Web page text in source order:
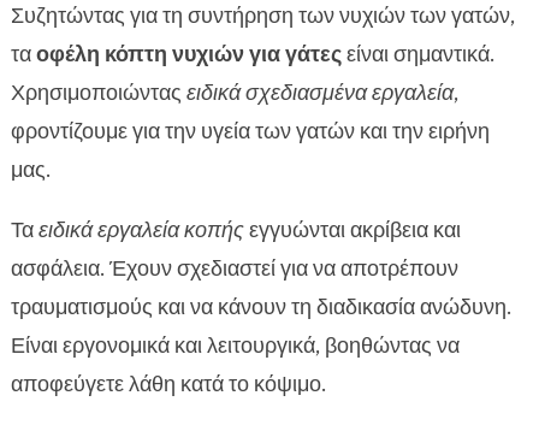
Συζητώντας για τη συντήρηση των νυχιών των γατών,
ταοφέλη κόπτη νυχιών για γάτεςείναι σημαντικά.
Χρησιμοποιώντας ειδικά σχεδιασμένα εργαλεία,
φροντίζουμε για την υγεία των γατών και την ειρήνη
μας.
Ταειδικά εργαλεία κοπήςεγγυώνται ακρίβεια και
ασφάλεια. Έχουν σχεδιαστεί για να αποτρέπουν
τραυματισμούς και να κάνουν τη διαδικασία ανώδυνη.
Είναι εργονομικά και λειτουργικά, βοηθώντας να
αποφεύγετε λάθη κατά το κόψιμο.